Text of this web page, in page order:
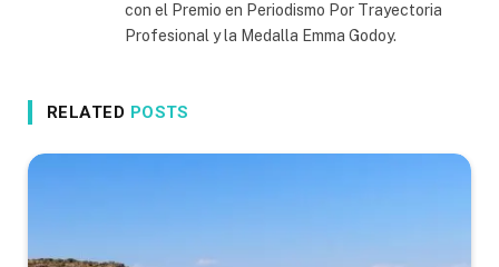
con el Premio en Periodismo Por Trayectoria
Profesional y la Medalla Emma Godoy.
RELATED POSTS